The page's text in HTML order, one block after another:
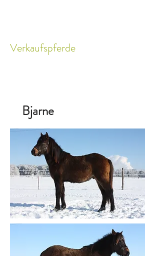
Verkaufspferde
Bjarne